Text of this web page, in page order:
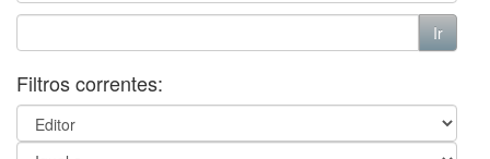
Filtros correntes: